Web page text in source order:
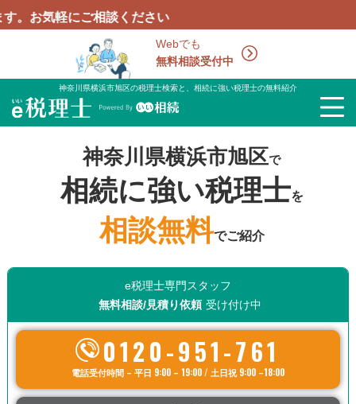
Webでも
無料相談受付中
相談ください
神奈川県横浜市旭区の税理士検索と、相続に強い税理士の無料紹介
神奈川県横浜市旭区で
相続に強い税理士を
相談無料でご紹介
e税理士専門スタッフ
無料相談/見積り依頼 受け付け中
0120-951-761
電話受付時間 – 平日 9:00 – 19:00 / 土日祝 9:00 –18:00